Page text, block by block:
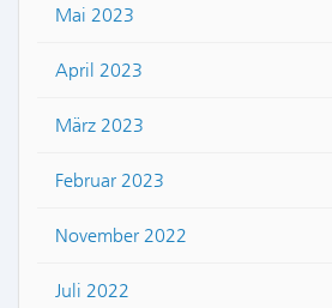
Mai 2023
April 2023
März 2023
Februar 2023
November 2022
Juli 2022